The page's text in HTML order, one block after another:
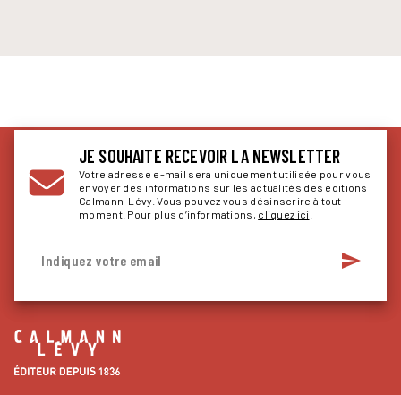
JE SOUHAITE RECEVOIR LA NEWSLETTER
Votre adresse e-mail sera uniquement utilisée pour vous
envoyer des informations sur les actualités des éditions
Calmann-Lévy. Vous pouvez vous désinscrire à tout
moment. Pour plus d’informations, cliquez ici
Indiquez votre email send